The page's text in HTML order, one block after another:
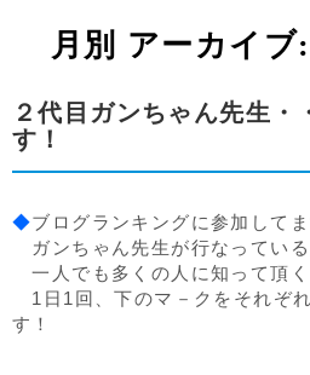
月別 アーカイブ:
２代目ガンちゃん先生・
す！
◆ブログランキングに参加して
ガンちゃん先生が行なってい
一人でも多くの人に知って頂く
1日1回、下のマ－クをそれぞ
す！